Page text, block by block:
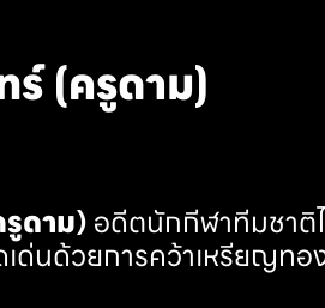
(ครูดาม)
ดาม) อดีตนักกีฬาทีมชาติ
เด่นด้วยการคว้าเหรียญท